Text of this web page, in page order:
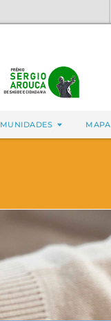
MAPA